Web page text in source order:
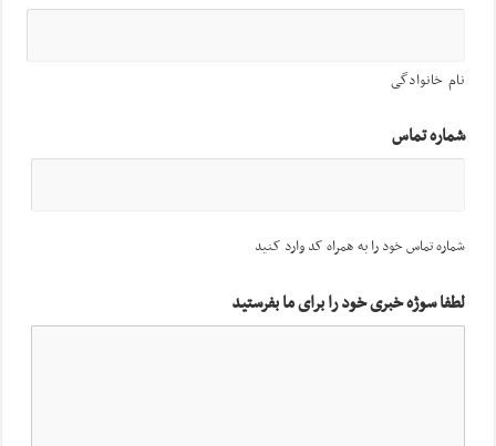
نام خانوادگی
شماره تماس
شماره تماس خود را به همراه کد وارد کنید
لطفا سوژه خبری خود را برای ما بفرستید